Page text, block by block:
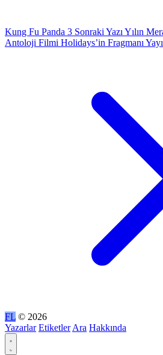
Kung Fu Panda 3 Sonraki Yazı Yılın
Antoloji Filmi Holidays’in Fragmanı
FL © 2026
Yazarlar Etiketler Ara Hakkında